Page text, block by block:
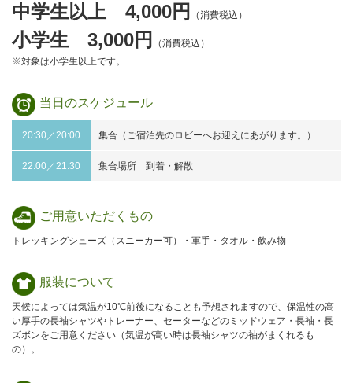
中学生以上 4,000円 （消費税込）
小学生 3,000円
（消費税込）
※対象は小学生以上です。
当日のスケジュール
20:30／20:00 集合（ご宿泊先のロビーへお迎えにあがります。）
22:00／21:30 集合場所 到着・解散
ご用意いただくもの
トレッキングシューズ（スニーカー可）・軍手・タオル・飲み物
服装について
天候によっては気温が10℃前後になることも予想されますので、保温性の高
い厚手の長袖シャツやトレーナー、セーターなどのミッドウェア・長袖・長
ズボンをご用意ください（気温が高い時は長袖シャツの袖がまくれるも
の）。